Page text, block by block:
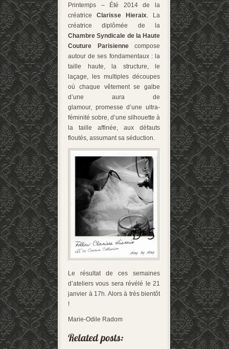
Printemps – Été 2014 de la
créatrice Clarisse Hieraix . La
créatrice diplômée de la
Chambre Syndicale de la Haute
Couture Parisienne compose
autour de ses fondamentaux : la
taille haute, la structure, le
laçage, les multiples découpes
où chaque vêtement se galbe
d’une aura de
glamour, promesse d’une ultra-
féminité sobre, d’une silhouette à
la taille affinée, aux défauts
floutés, assumant sa séduction.
Le résultat de ces semaines
d’ateliers vous sera révélé le 21
janvier à 17h. Alors à très bientôt
!
Marie-Odile Radom